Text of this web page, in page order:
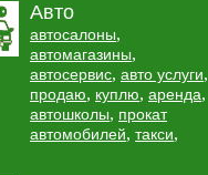
Авто
автосалоны,
автомагазины,
автосервис, авто услуги,
продаю, куплю, аренда,
автошколы, прокат
автомобилей, такси,